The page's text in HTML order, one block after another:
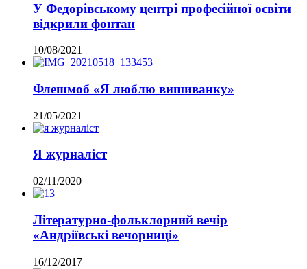
У Федорівському центрі професійної освіти
відкрили фонтан
10/08/2021
Флешмоб «Я люблю вишиванку»
21/05/2021
Я журналіст
02/11/2020
Літературно-фольклорний вечір
«Андріївські вечорниці»
16/12/2017